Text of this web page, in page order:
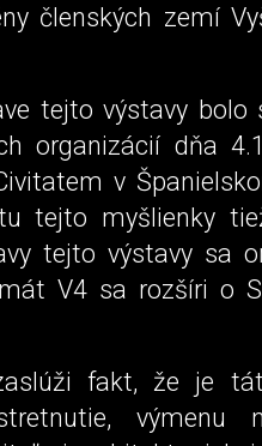
členských zemí
tejto výstavy bolo
organizácií dňa
v
tejto myšlienky
tejto výstavy sa
V4 sa rozšíri o
fakt, že je
výmenu